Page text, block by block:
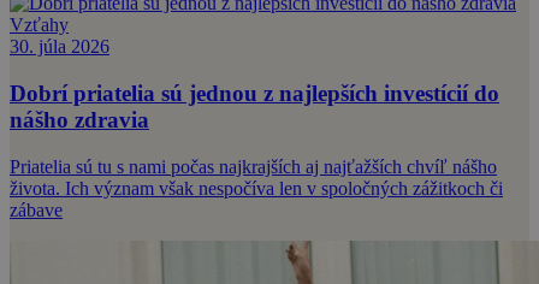
Vzťahy
30. júla 2026
Dobrí priatelia sú jednou z najlepších investícií do
nášho zdravia
Priatelia sú tu s nami počas najkrajších aj najťažších chvíľ nášho
života. Ich význam však nespočíva len v spoločných zážitkoch či
zábave